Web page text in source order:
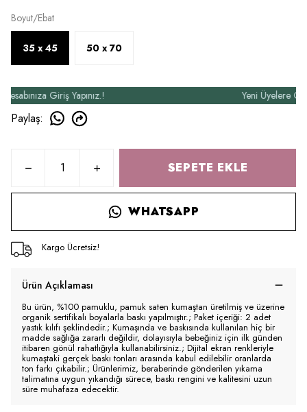
Boyut/Ebat
35 x 45 50 x 70
Giriş Yapınız.! Yeni Üyelere Özel
Paylaş:
SEPETE EKLE
WHATSAPP
Kargo Ücretsiz!
Ürün Açıklaması
Bu ürün, %100 pamuklu, pamuk saten kumaştan üretilmiş ve üzerine
organik sertifikalı boyalarla baskı yapılmıştır.; Paket içeriği: 2 adet
yastık kılıfı şeklindedir.; Kumaşında ve baskısında kullanılan hiç bir
madde sağlığa zararlı değildir, dolayısıyla bebeğiniz için ilk günden
itibaren gönül rahatlığıyla kullanabilirsiniz.; Dijital ekran renkleriyle
kumaştaki gerçek baskı tonları arasında kabul edilebilir oranlarda
ton farkı çıkabilir.; Ürünlerimiz, beraberinde gönderilen yıkama
talimatına uygun yıkandığı sürece, baskı rengini ve kalitesini uzun
süre muhafaza edecektir.